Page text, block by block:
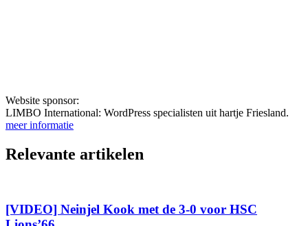
Website sponsor:
LIMBO International: WordPress specialisten uit hartje Friesland.
meer informatie
Relevante artikelen
[VIDEO] Neinjel Kook met de 3-0 voor HSC